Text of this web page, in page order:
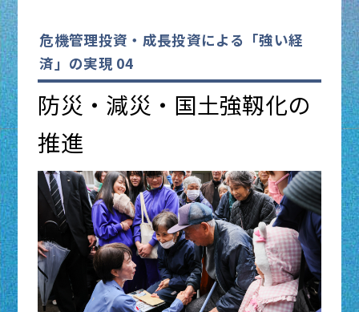
ング体制の強化を含む原子力防災体制の充実に
取り組みます。
工場や事業場、家庭等における省エネ化、建物
の断熱性向上、非化石転換への支援等を進めま
す。
国内外における資源開発について、南鳥島周辺
海域でのレアアース生産に向けた研究開発の加
速化や、独立行政法人エネルギー・金属鉱物資
源機構（JOGMEC）によるリスクマネーの供
給等を通じて、上流権益確保・供給源多角化に
取り組みます。
詳しくはこちら
みます。
再生可能エネルギーについては、ペロブスカイ
ト太陽電池及び浮体式洋上風力の国産技術の開
発や製造基盤の確立を進めます。地域共生の対
ら、風力、地熱等の導入を進め、地方公共団体
対する支援を強化します。アジア・ゼロエミッ
ション共同体（AZEC）等の枠組みを活用し、
我が国技術のグローバル市場の形成を促進しま
す。
詳しくはこちら
経済産業省HP：GX（グリーン・トランスフ
危機管理投資・成長投資による「強い経
済」の実現 04
防災・減災・国土強靱化の
推進